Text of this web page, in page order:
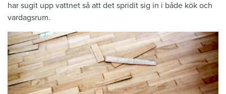
har sugit upp vattnet så att det spridit sig in i både kök och
vardagsrum.